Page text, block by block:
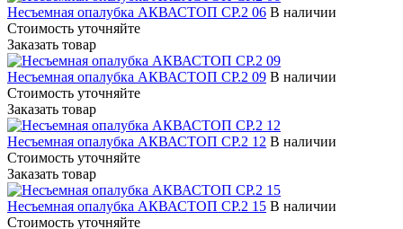
Несъемная опалубка АКВАСТОП СР.2 06 В наличии
Стоимость уточняйте
Заказать товар
Несъемная опалубка АКВАСТОП СР.2 09 В наличии
Стоимость уточняйте
Заказать товар
Несъемная опалубка АКВАСТОП СР.2 12 В наличии
Стоимость уточняйте
Заказать товар
Несъемная опалубка АКВАСТОП СР.2 15 В наличии
Стоимость уточняйте